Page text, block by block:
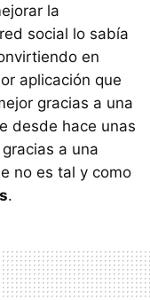
la
social lo sabía
en
aplicación que
gracias a una
desde hace unas
a una
no es tal y como
.